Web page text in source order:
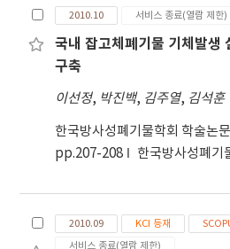
same level learners. The
discussed with regard to
more effective ways of
요성이 부각되고 있다.본 연구
초등학생과 교사를 대상으로
이해교육의 실태와 요구를 조
보다는 교과교육과정의 내용
이 이루어지고 있었다. 대도시
생의 해외 체험의 횟수가 증가
별, 교사의 해외경험에 따라
2010.10 서비스 종료(열람 제한)
국내 잡고체폐기물 기체발생
구축
이선정, 박진백, 김주열, 김석훈
한국방사성폐기물학회 학술논
pp.207-208
한국방사성폐기
2010.09 KCI 등재
서비스 종료(열람 제한)